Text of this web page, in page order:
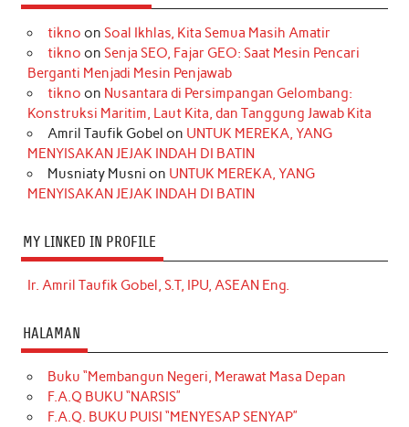
tikno on Soal Ikhlas, Kita Semua Masih Amatir
tikno on Senja SEO, Fajar GEO: Saat Mesin Pencari
Berganti Menjadi Mesin Penjawab
tikno on Nusantara di Persimpangan Gelombang:
Konstruksi Maritim, Laut Kita, dan Tanggung Jawab Kita
Amril Taufik Gobel on UNTUK MEREKA, YANG
MENYISAKAN JEJAK INDAH DI BATIN
Musniaty Musni on UNTUK MEREKA, YANG
MENYISAKAN JEJAK INDAH DI BATIN
MY LINKED IN PROFILE
Ir. Amril Taufik Gobel, S.T, IPU, ASEAN Eng.
HALAMAN
Buku “Membangun Negeri, Merawat Masa Depan
F.A.Q BUKU “NARSIS”
F.A.Q. BUKU PUISI “MENYESAP SENYAP”